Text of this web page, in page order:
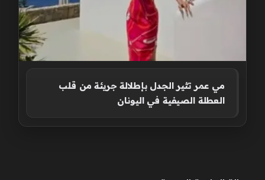
مي عمر تثير الجدل بإطلالة جريئة من قلب
العطلة الصيفية في اليونان